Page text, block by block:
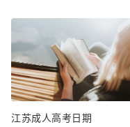
江苏成人高考日期